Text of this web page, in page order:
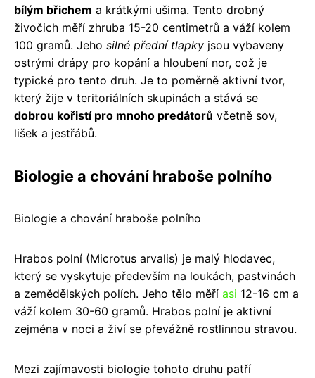
bílým břichem a krátkými ušima. Tento drobný
živočich měří zhruba 15-20 centimetrů a váží kolem
100 gramů. Jeho silné přední tlapky jsou vybaveny
ostrými drápy pro kopání a hloubení nor, což je
typické pro tento druh. Je to poměrně aktivní tvor,
který žije v teritoriálních skupinách a stává se
dobrou kořistí pro mnoho predátorů včetně sov,
lišek a jestřábů.
Biologie a chování hraboše polního
Biologie a chování hraboše polního
Hrabos polní (Microtus arvalis) je malý hlodavec,
který se vyskytuje především na loukách, pastvinách
a zemědělských polích. Jeho tělo měří asi 12-16 cm a
váží kolem 30-60 gramů. Hrabos polní je aktivní
zejména v noci a živí se převážně rostlinnou stravou.
Mezi zajímavosti biologie tohoto druhu patří